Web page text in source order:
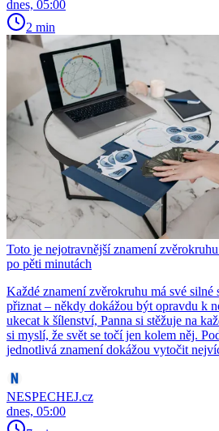
dnes, 05:00
2 min
Toto je nejotravnější znamení
po pěti minutách
Každé znamení zvěrokruhu má své silné
přiznat – někdy dokážou být opravdu k
ukecat k šílenství, Panna si stěžuje na
si myslí, že svět se točí jen kolem něj.
jednotlivá znamení dokážou vytočit
NESPECHEJ.cz
dnes, 05:00